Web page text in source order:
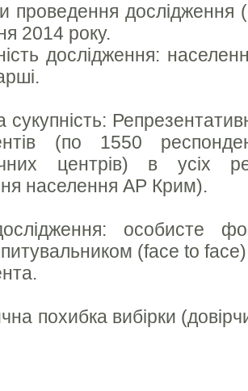
проведення дослідження
2014 року.
дослідження:
сукупність:
(по 1550
центрів) в усіх
населення АР Крим).
особисте
(face to
похибка вибірки